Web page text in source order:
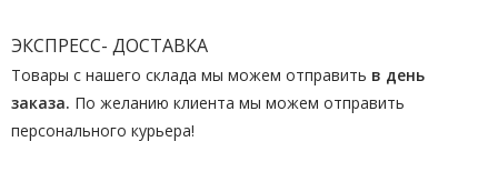
ЭКСПРЕСС- ДОСТАВКА
Товары с нашего склада мы можем отправить в день
заказа. По желанию клиента мы можем отправить
персонального курьера!